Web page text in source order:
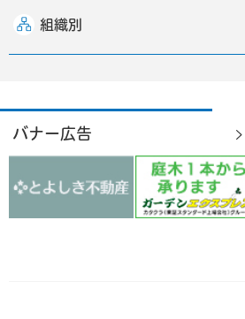
組織別
バナー広告